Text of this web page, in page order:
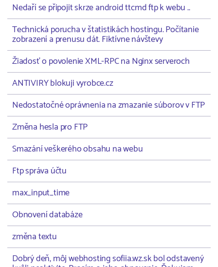
Nedaří se připojit skrze android ttcmd ftp k webu ..
Technická porucha v štatistikách hostingu. Počítanie
zobrazení a prenusu dát. Fiktívne návštevy
Žiadosť o povolenie XML-RPC na Nginx serveroch
ANTIVIRY blokuji vyrobce.cz
Nedostatočné oprávnenia na zmazanie súborov v FTP
Změna hesla pro FTP
Smazání veškerého obsahu na webu
Ftp správa účtu
max_input_time
Obnovení databáze
změna textu
Dobrý deň, môj webhosting sofiia.wz.sk bol odstavený